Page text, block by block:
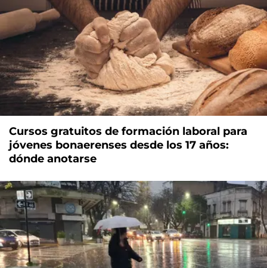
Cursos gratuitos de formación laboral para
jóvenes bonaerenses desde los 17 años:
dónde anotarse